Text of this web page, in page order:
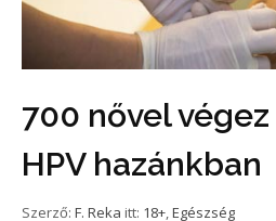
700 nővel
HPV hazánkban
Szerző: F. Reka itt: 18+,Egészség